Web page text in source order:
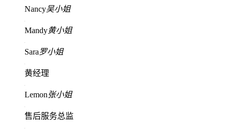
Nancy吴小姐
Mandy黄小姐
Sara罗小姐
黄经理
Lemon张小姐
售后服务总监